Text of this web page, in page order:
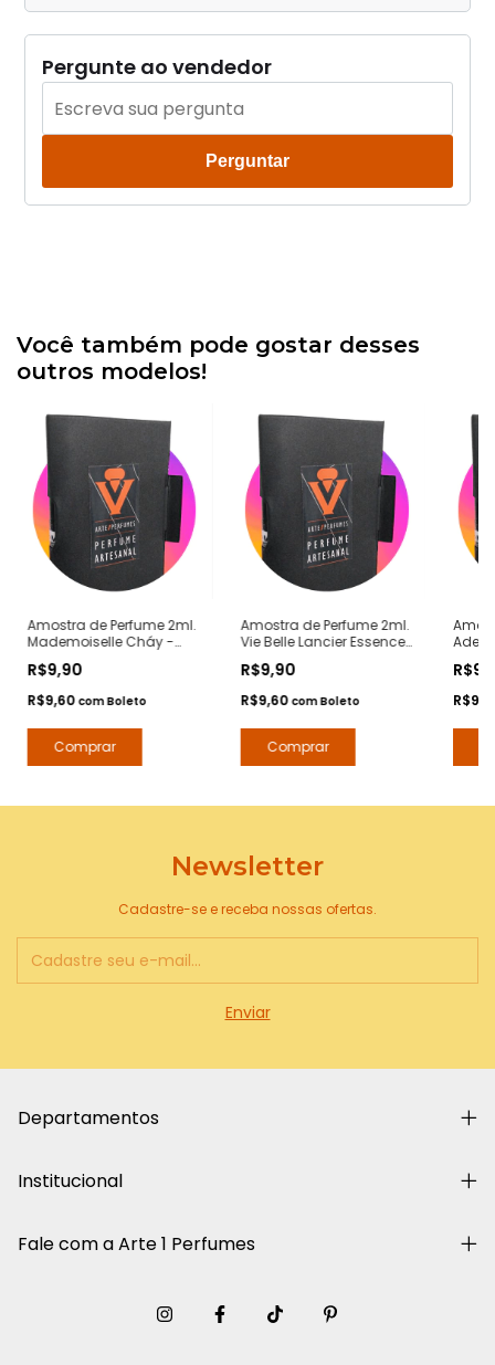
Pergunte ao vendedor
Perguntar
Você também pode gostar desses
outros modelos!
Amostra de Perfume 2ml.
Mademoiselle Cháy -
Mademoiselle Chanel -
Contratipos Premium -
Arte 1 Perfumes
R$9,90
R$9,60 comBoleto
Amostra de Perfume 2ml.
Vie Belle Lancier Essence
Lancome - Contratipos
Premium - Arte 1 Perfumes
R$9,90
R$9,60 comBoleto
Newsletter
Cadastre-se e receba nossas ofertas.
Departamentos
Institucional
Fale com a Arte 1 Perfumes